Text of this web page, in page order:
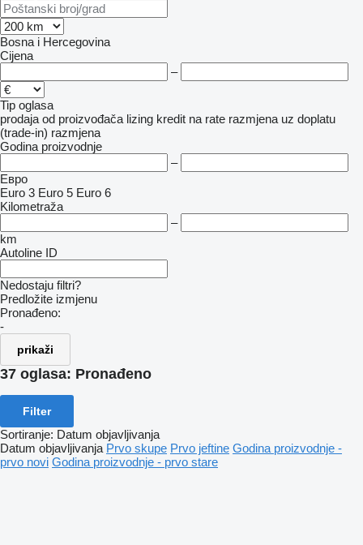
Bosna i Hercegovina
Cijena
–
Tip oglasa
prodaja od proizvođača lizing kredit na rate razmjena uz doplatu
(trade-in) razmjena
Godina proizvodnje
–
Евро
Euro 3 Euro 5 Euro 6
Kilometraža
–
km
Autoline ID
Nedostaju filtri?
Predložite izmjenu
Pronađeno:
-
prikaži
37 oglasa: Pronađeno
Filter
Sortiranje: Datum objavljivanja
Datum objavljivanja Prvo skupe Prvo jeftine Godina proizvodnje -
prvo novi Godina proizvodnje - prvo stare